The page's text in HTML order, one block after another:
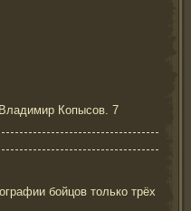
Копысов. 7
бойцов только трёх